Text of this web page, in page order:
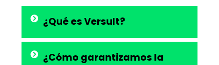
¿Qué es Versult?
¿Cómo garantizamos la